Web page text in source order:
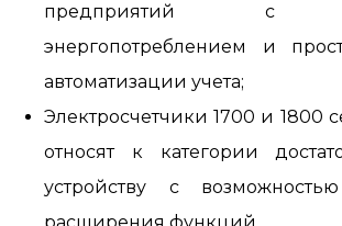
предприятий с
энергопотреблением и
автоматизации учета;
Электросчетчики 1700 и 1800
относят к категории
устройству с